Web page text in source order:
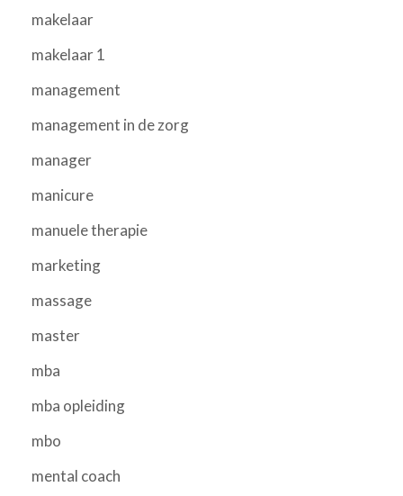
makelaar
makelaar 1
management
management in de zorg
manager
manicure
manuele therapie
marketing
massage
master
mba
mba opleiding
mbo
mental coach